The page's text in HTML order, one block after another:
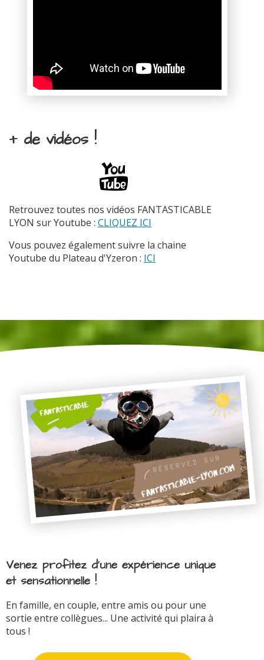
+ de vidéos !
Retrouvez toutes nos vidéos FANTASTICABLE
LYON sur Youtube : CLIQUEZ ICI
Vous pouvez également suivre la chaine
Youtube du Plateau d'Yzeron : ICI
Venez profitez d'une expérience unique
et sensationnelle !
En famille, en couple, entre amis ou pour une
sortie entre collègues... Une activité qui plaira à
tous !